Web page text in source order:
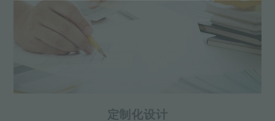
定制化设计